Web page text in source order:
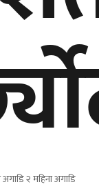
अगाडि २ महिना अगाडि